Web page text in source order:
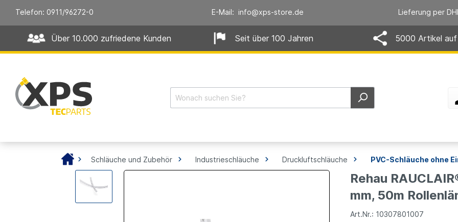
Telefon: 0911/96272-0 E-Mail: info@xps-store.de Lieferung per
Über 10.000 zufriedene Kunden Seit über 100 Jahren 5000 Artikel auf
Schläuche und Zubehör Industrieschläuche Druckluftschläuche PVC-Schläuche ohne
Rehau
mm, 50m
Art.Nr.: 10307801007